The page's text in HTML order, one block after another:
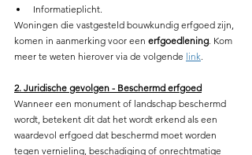
Informatieplicht.
Woningen die vastgesteld bouwkundig erfgoed zijn,
komen in aanmerking voor een erfgoedlening . Kom
meer te weten hierover via de volgende link
2. Juridische gevolgen - Beschermd erfgoed
Wanneer een monument of landschap beschermd
wordt, betekent dit dat het wordt erkend als een
waardevol erfgoed dat beschermd moet worden
tegen vernieling, beschadiging of onrechtmatige